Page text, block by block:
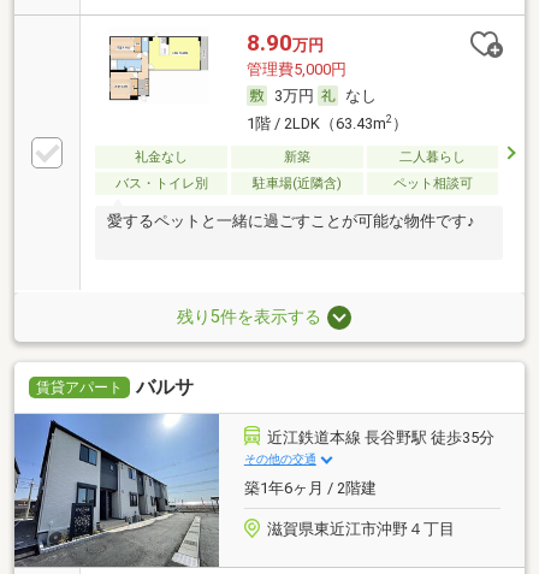
8.90万円
管理費5,000円
3万円
なし
1階 / 2LDK（63.43m2）
礼金なし 新築
二人暮らし
バス・トイレ別
駐車場(近隣含) ペット相談可
愛するペットと一緒に過ごすことが可能な物件です♪
残り5件を表示する
賃貸アパート バルサ
近江鉄道本線 長谷野駅 徒歩35分
その他の交通
築1年6ヶ月 / 2階建
滋賀県東近江市沖野４丁目